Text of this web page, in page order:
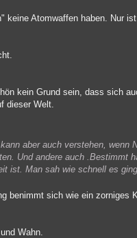
keine Atomwaffen haben. Nur
kein Grund sein, dass sich
dieser Welt.
aber auch verstehen, wenn
Und andere auch .Bestimmt
ist. Man sah wie schnell es
benimmt sich wie ein
Wahn.